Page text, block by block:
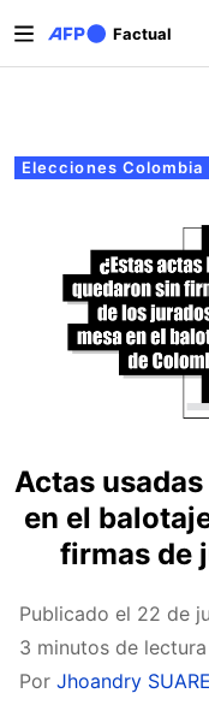
Factual
Solapas
Elecciones Colombia
Actas
en el
firmas de
Publicado el 22 de
3 minutos de lectura
Por Jhoandry